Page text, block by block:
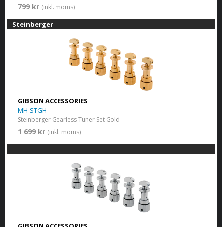
799 kr (inkl. moms)
Steinberger
GIBSON ACCESSORIES
MH-STGH
Steinberger Gearless Tuner Set Gold
1 699 kr (inkl. moms)